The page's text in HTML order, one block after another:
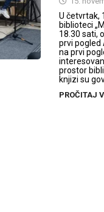
U četvrtak,
biblioteci
18.30 sati,
prvi pogled
na prvi
prostor
knjizi su
PROČITAJ